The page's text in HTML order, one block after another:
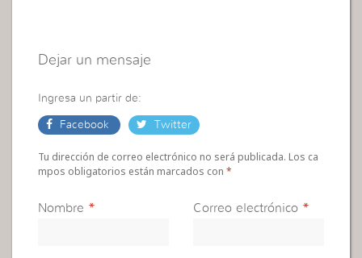
Dejar un mensaje
Ingresa un partir de:
Facebook Twitter
Tu dirección de correo electrónico no será publicada. Los ca
mpos obligatorios están marcados con*
Nombre * Correo electrónico *